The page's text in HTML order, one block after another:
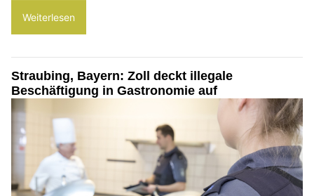
Weiterlesen
Straubing, Bayern: Zoll deckt illegale
Beschäftigung in Gastronomie auf